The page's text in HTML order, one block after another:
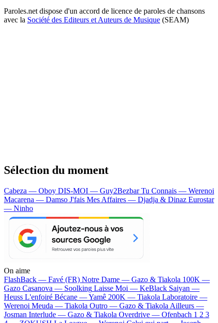
Paroles.net dispose d'un accord de licence de paroles de chansons
avec la Société des Editeurs et Auteurs de Musique (SEAM)
Sélection du moment
Cabeza — Oboy DIS-MOI — Guy2BezbarTu Connais — Werenoi
Macarena — Damso J'fais Mes Affaires — Djadja & Dinaz Eurostar
— Ninho
On aime
FlashBack — Favé (FR) Notre Dame — Gazo & Tiakola 100K —
Gazo Casanova — Soolking Laisse Moi — KeBlack Saiyan —
Heuss L'enfoiré Bécane —Yamê 200K — Tiakola Laboratoire —
Werenoi Meuda — Tiakola Outro — Gazo & Tiakola Ailleurs —
Josman Interlude — Gazo & Tiakola Overdrive — Ofenbach 1 2 3